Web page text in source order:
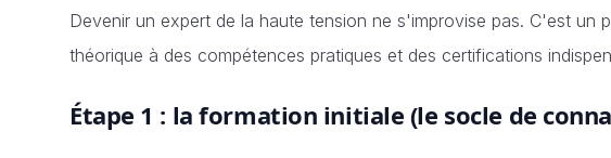
Devenir un expert de la haute tension ne s'improvise pas. C'est un
théorique à des compétences pratiques et des certifications
Étape 1 : la formation initiale (le socle de